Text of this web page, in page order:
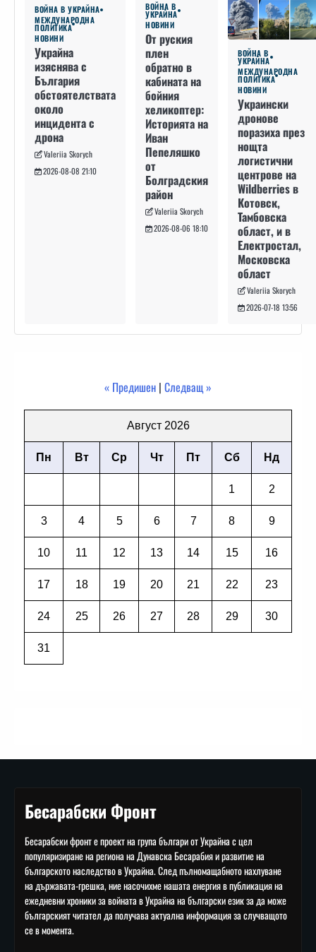
ВОЙНА В УКРАЙНА
МЕЖДУНАРОДНА
ПОЛИТИКА
НОВИНИ
Украйна
изяснява с
България
обстоятелствата
около
инцидента с
дрона
Valeriia Skorych
2026-08-08 21:10
ВОЙНА В
УКРАЙНА
НОВИНИ
От руския
плен
обратно в
кабината на
бойния
хеликоптер:
Историята на
Иван
Пепеляшко
от
Болградския
район
Valeriia Skorych
2026-08-06 18:10
ВОЙНА В
УКРАЙНА
МЕЖДУНАРОДНА
ПОЛИТИКА
НОВИНИ
Украински
дронове
поразиха през
нощта
логистични
центрове на
Wildberries в
Котовск,
Тамбовска
област, и в
Електростал,
Московска
област
Valeriia Skorych
2026-07-18 13:56
« Предишен | Следващ »
Август 2026
Пн Вт Ср Чт Пт Сб Нд
1 2
3 4 5 6 7 8 9
10 11 12 13 14 15 16
17 18 19 20 21 22 23
24 25 26 27 28 29 30
31
Бесарабски Фронт
Бесарабски фронт е проект на група българи от Украйна с цел
популяризиране на региона на Дунавска Бесарабия и развитие на
българското наследство в Украйна. След пълномащабното нахлуване
на държавата-грешка, ние насочихме нашата енергия в публикация на
ежедневни хроники за войната в Украйна на български език за да може
българският читател да получава актуална информация за случващото
се в момента.